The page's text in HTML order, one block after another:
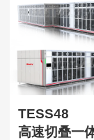
TESS48
高速切叠一